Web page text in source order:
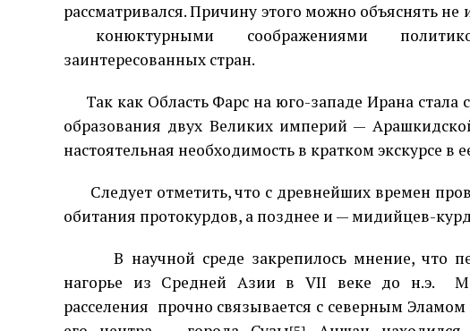
рассматривался. Причину этого можно объяснять не
конюктурными соображениями
заинтересованных стран.
Так как Область Фарс на юго-западе Ирана
образования двух Великих империй —
настоятельная необходимость в кратком экскурсе в
Следует отметить, что с древнейших времен
обитания протокурдов, а позднее и — мидийцев-
В научной среде закрепилось мнение, что
нагорье из Средней Азии в VII веке до н.э.
расселения прочно связывается с северным